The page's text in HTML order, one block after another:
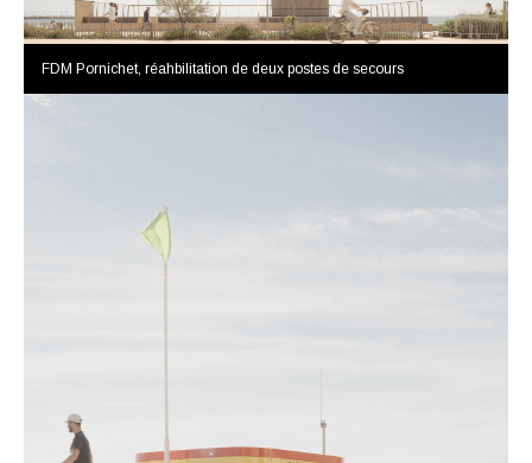
FDM Pornichet, réahbilitation de deux postes de secours